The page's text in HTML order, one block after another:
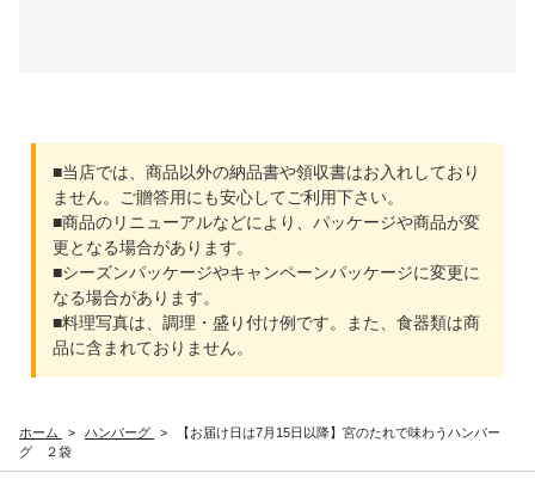
■当店では、商品以外の納品書や領収書はお入れしており
ません。ご贈答用にも安心してご利用下さい。
■商品のリニューアルなどにより、パッケージや商品が変
更となる場合があります。
■シーズンパッケージやキャンペーンパッケージに変更に
なる場合があります。
■料理写真は、調理・盛り付け例です。また、食器類は商
品に含まれておりません。
ホーム > ハンバーグ >
【お届け日は7月15日以降】宮のたれで味わうハンバー
グ ２袋